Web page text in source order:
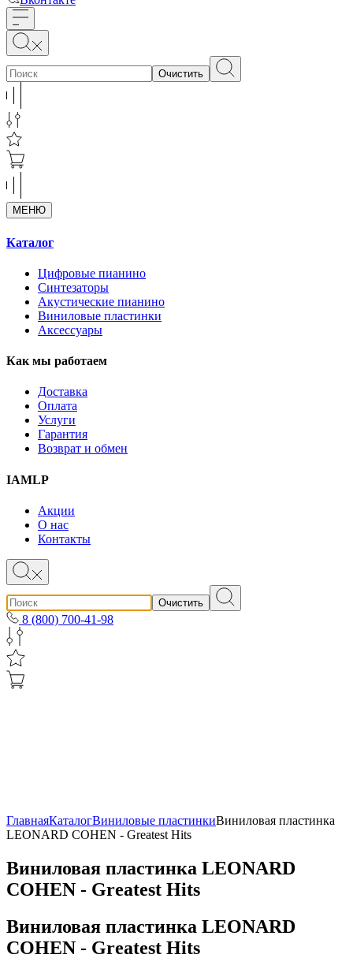
Очистить
МЕНЮ
Каталог
Цифровые пианино
Синтезаторы
Акустические пианино
Виниловые пластинки
Аксессуары
Как мы работаем
Доставка
Оплата
Услуги
Гарантия
Возврат и обмен
IAMLP
Акции
О нас
Контакты
Очистить
8 (800) 700-41-98
ГлавнаяКаталогВиниловые пластинкиВиниловая пластинка
LEONARD COHEN - Greatest Hits
Виниловая пластинка LEONARD
COHEN - Greatest Hits
Виниловая пластинка LEONARD
COHEN - Greatest Hits